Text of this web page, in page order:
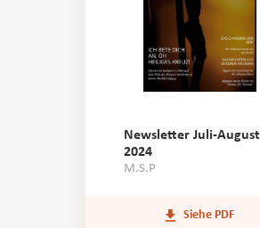
Newsletter Juli-August
2024
M.S.P
Siehe PDF